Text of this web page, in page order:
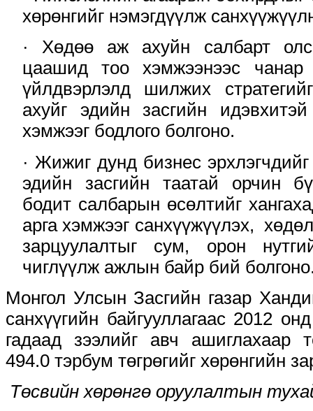
хөрөнгийг нэмэгдүүлж
· Хөдөө аж ахуйн салбарт
цаашид тоо хэмжээнээс чанар
үйлдвэрлэлд шилжих
ахуйг эдийн засгийн
хэмжээг бодлого болгоно.
· Жижиг дунд бизнес
эдийн засгийн таатай орчин
бодит салбарын өсөлтийг
арга хэмжээг санхүүжүүлэх,
зарцуулалтыг сум, орон
чиглүүлж ажлын байр бий
Монгол Улсын Засгийн газар
санхүүгийн байгууллагаас 2012
гадаад зээлийг авч ашиглахаар
494.0 тэрбум төгрөгийг хөрөнгийн
Төсвийн хөрөнгө оруулалтын